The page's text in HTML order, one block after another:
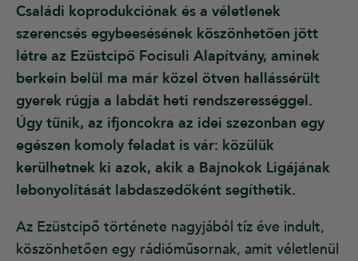
Családi koprodukciónak és a véletlenek
szerencsés egybeesésének köszönhetően jött
létre az Ezüstcipő Focisuli Alapítvány, aminek
berkein belül ma már közel ötven hallássérült
gyerek rúgja a labdát heti rendszerességgel.
Úgy tűnik, az ifjoncokra az idei szezonban egy
egészen komoly feladat is vár: közülük
kerülhetnek ki azok, akik a Bajnokok Ligájának
lebonyolítását labdaszedőként segíthetik.
Az Ezüstcipő története nagyjából tíz éve indult,
köszönhetően egy rádióműsornak, amit véletlenül